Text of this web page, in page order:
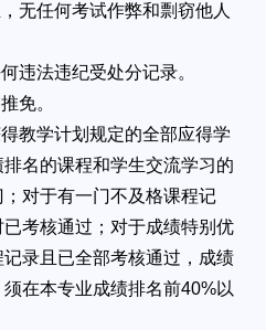
无任何考试作弊和剽窃他人
违法违纪受处分记录。
免。
教学计划规定的全部应得学
名的课程和学生交流学习的
对于有一门不及格课程记
考核通过；对于成绩特别优
录且已全部考核通过，成绩
在本专业成绩排名前40%以